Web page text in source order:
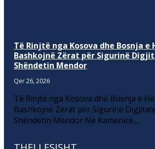
Të Rinjtë nga Kosova dhe Bosnja e
Bashkojnë Zërat për Sigurinë
Shëndetin Mendor
Qer 26, 2026
Të Rinjtë nga Kosova dhe Bosnja e
Bashkojnë Zërat për Sigurinë
Shëndetin Mendor Në Kamenicë,...